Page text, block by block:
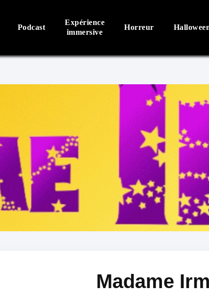
Podcast
Expérience
immersive
Horreur
Madame